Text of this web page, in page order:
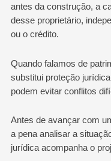
antes da construção, a
desse proprietário,
ou o crédito.
Quando falamos de
substitui proteção
podem evitar conflitos
Antes de avançar com
a pena analisar a
jurídica acompanha o